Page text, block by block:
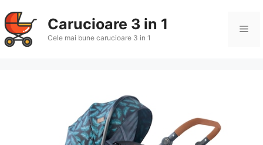
la
conținut
Carucioare 3 in 1
Cele mai bune carucioare 3 in 1